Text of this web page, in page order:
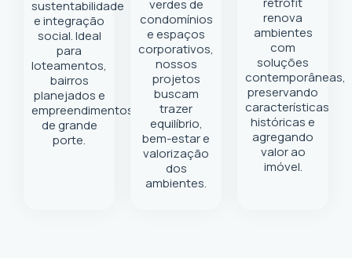
sustentabilidade
e integração
social. Ideal
para
loteamentos,
bairros
planejados e
empreendimentos
de grande
porte.
verdes de
condomínios
e espaços
corporativos,
nossos
projetos
buscam
trazer
equilíbrio,
bem-estar e
valorização
dos
ambientes.
renova
ambientes
com
soluções
contemporâneas,
preservando
características
históricas e
agregando
valor ao
imóvel.